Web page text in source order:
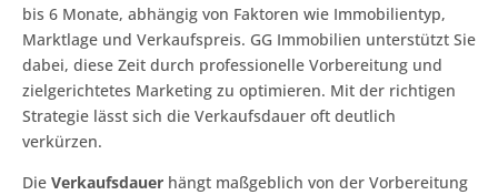
bis 6 Monate, abhängig von Faktoren wie Immobilientyp,
Marktlage und Verkaufspreis. GG Immobilien unterstützt Sie
dabei, diese Zeit durch professionelle Vorbereitung und
zielgerichtetes Marketing zu optimieren. Mit der richtigen
Strategie lässt sich die Verkaufsdauer oft deutlich
verkürzen.
Die Verkaufsdauer hängt maßgeblich von der Vorbereitung